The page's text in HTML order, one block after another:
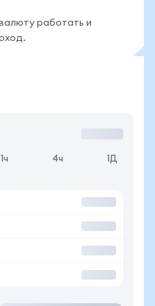
работать и
1ч 4ч 1Д